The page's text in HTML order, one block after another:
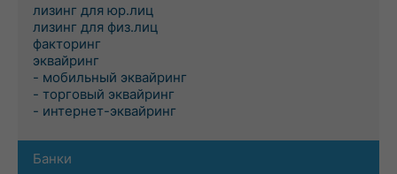
лизинг для юр.лиц
лизинг для физ.лиц
факторинг
эквайринг
- мобильный эквайринг
- торговый эквайринг
- интернет-эквайринг
Банки